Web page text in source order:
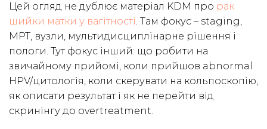
Цей огляд не дублює матеріал KDM про рак
шийки матки у вагітності. Там фокус – staging,
МРТ, вузли, мультидисциплінарне рішення і
пологи. Тут фокус інший: що робити на
звичайному прийомі, коли прийшов abnormal
HPV/цитологія, коли скерувати на кольпоскопію,
як описати результат і як не перейти від
скринінгу до overtreatment.